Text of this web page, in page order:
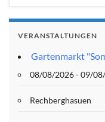
VERANSTALTUNGEN
Gartenmarkt
08/08/2026 - 09/
Rechberghasuen